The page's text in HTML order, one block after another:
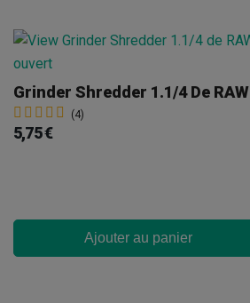
Grinder Shredder 1.1/4 De RAW
(4)
5,75 €
Ajouter au panier